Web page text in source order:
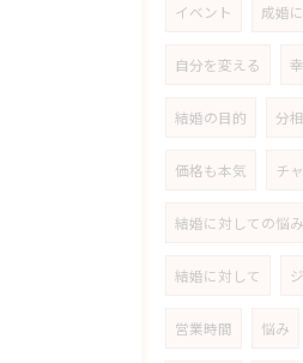
イベント 成婚
自分を変える
結婚の目的 分
価格も本気 チ
結婚に対しての悩み
結婚に対して
営業時間 悩み